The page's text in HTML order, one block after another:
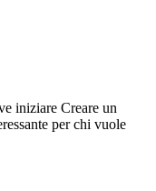
iniziare Creare un
per chi vuole